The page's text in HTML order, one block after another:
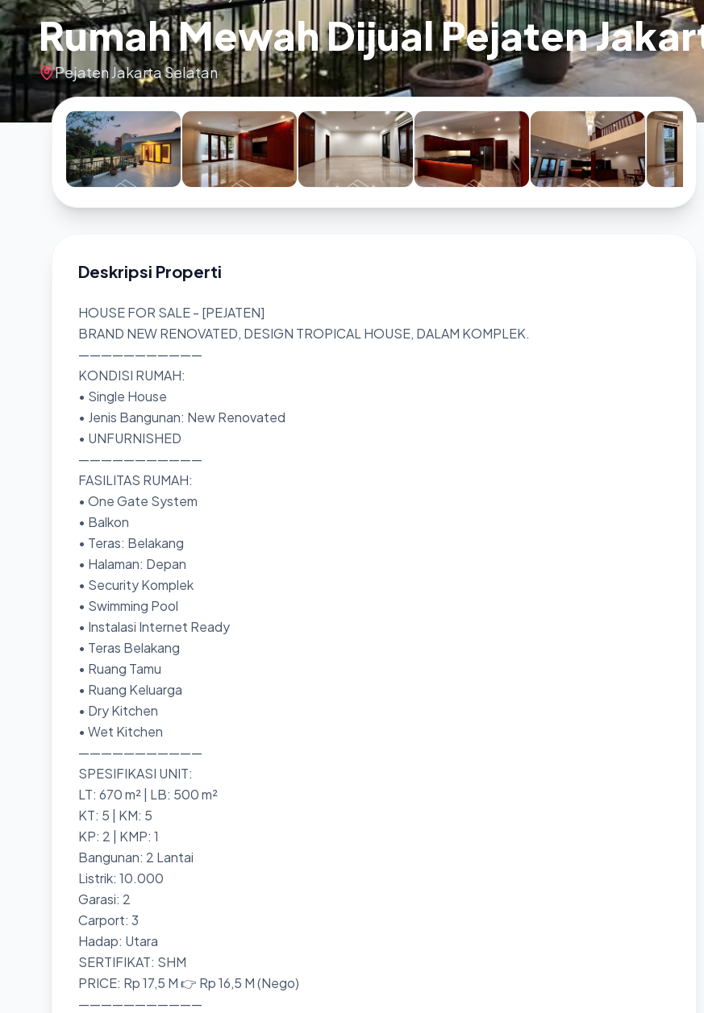
Rumah Mewah Dijual Pejaten
Pejaten Jakarta Selatan
Deskripsi Properti
HOUSE FOR SALE - [PEJATEN]
BRAND NEW RENOVATED, DESIGN TROPICAL HOUSE, DALAM KOMPLEK.
———————————
KONDISI RUMAH:
• Single House
• Jenis Bangunan: New Renovated
• UNFURNISHED
———————————
FASILITAS RUMAH:
• One Gate System
• Balkon
• Teras: Belakang
• Halaman: Depan
• Security Komplek
• Swimming Pool
• Instalasi Internet Ready
• Teras Belakang
• Ruang Tamu
• Ruang Keluarga
• Dry Kitchen
• Wet Kitchen
———————————
SPESIFIKASI UNIT:
LT: 670 m² | LB: 500 m²
KT: 5 | KM: 5
KP: 2 | KMP: 1
Bangunan: 2 Lantai
Listrik: 10.000
Garasi: 2
Carport: 3
Hadap: Utara
SERTIFIKAT: SHM
PRICE: Rp 17,5 M 👉 Rp 16,5 M (Nego)
———————————